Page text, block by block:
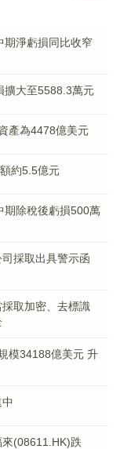
期淨虧損同比收窄
擴大至5588.3萬元
產為4478億美元
約5.5億元
期除稅後虧損500萬
採取出具警示函
取加密、去標識
模34188億美元 升
來(08611.HK)跌